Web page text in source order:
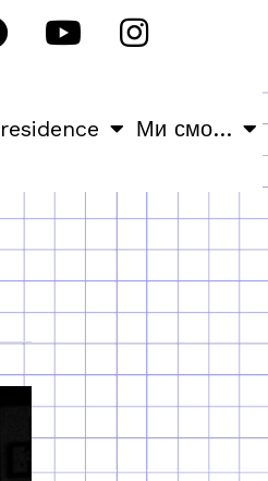
Ми смо…